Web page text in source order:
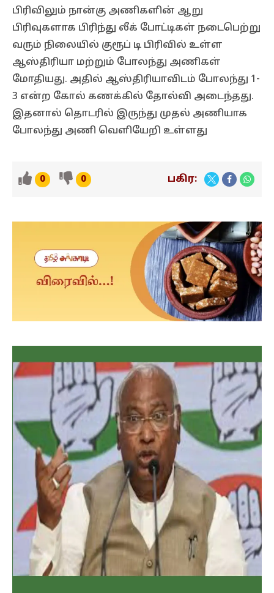
பிரிவிலும் நான்கு அணிகளின் ஆறு
பிரிவுகளாக பிரிந்து லீக் போட்டிகள் நடைபெற்று
வரும் நிலையில் குரூப் டி பிரிவில் உள்ள
ஆஸ்திரியா மற்றும் போலந்து அணிகள்
மோதியது. அதில் ஆஸ்திரியாவிடம் போலந்து 1-
3 என்ற கோல் கணக்கில் தோல்வி அடைந்தது.
இதனால் தொடரில் இருந்து முதல் அணியாக
போலந்து அணி வெளியேறி உள்ளது
0 0 பகிர: